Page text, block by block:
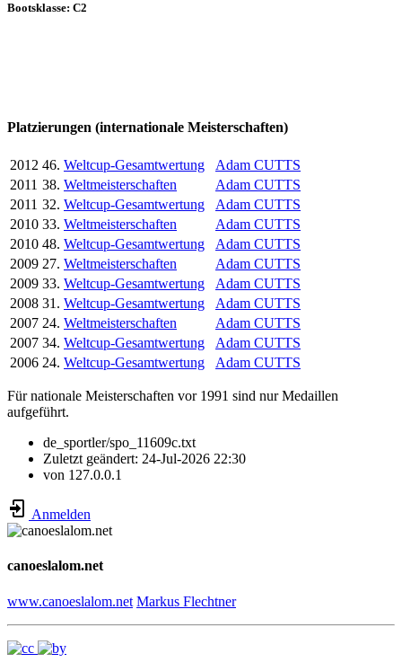
Bootsklasse: C2
Platzierungen (internationale Meisterschaften)
2012 46. Weltcup-Gesamtwertung
Adam CUTTS
2011 38. Weltmeisterschaften
Adam CUTTS
2011 32. Weltcup-Gesamtwertung
Adam CUTTS
2010 33. Weltmeisterschaften
Adam CUTTS
2010 48. Weltcup-Gesamtwertung
Adam CUTTS
2009 27. Weltmeisterschaften
Adam CUTTS
2009 33. Weltcup-Gesamtwertung
Adam CUTTS
2008 31. Weltcup-Gesamtwertung
Adam CUTTS
2007 24. Weltmeisterschaften
Adam CUTTS
2007 34. Weltcup-Gesamtwertung
Adam CUTTS
2006 24. Weltcup-Gesamtwertung Adam CUTTS
Für nationale Meisterschaften vor 1991 sind nur Medaillen
aufgeführt.
de_sportler/spo_11609c.txt
Zuletzt geändert: 24-Jul-2026 22:30
von 127.0.0.1
Anmelden
canoeslalom.net
www.canoeslalom.net Markus Flechtner